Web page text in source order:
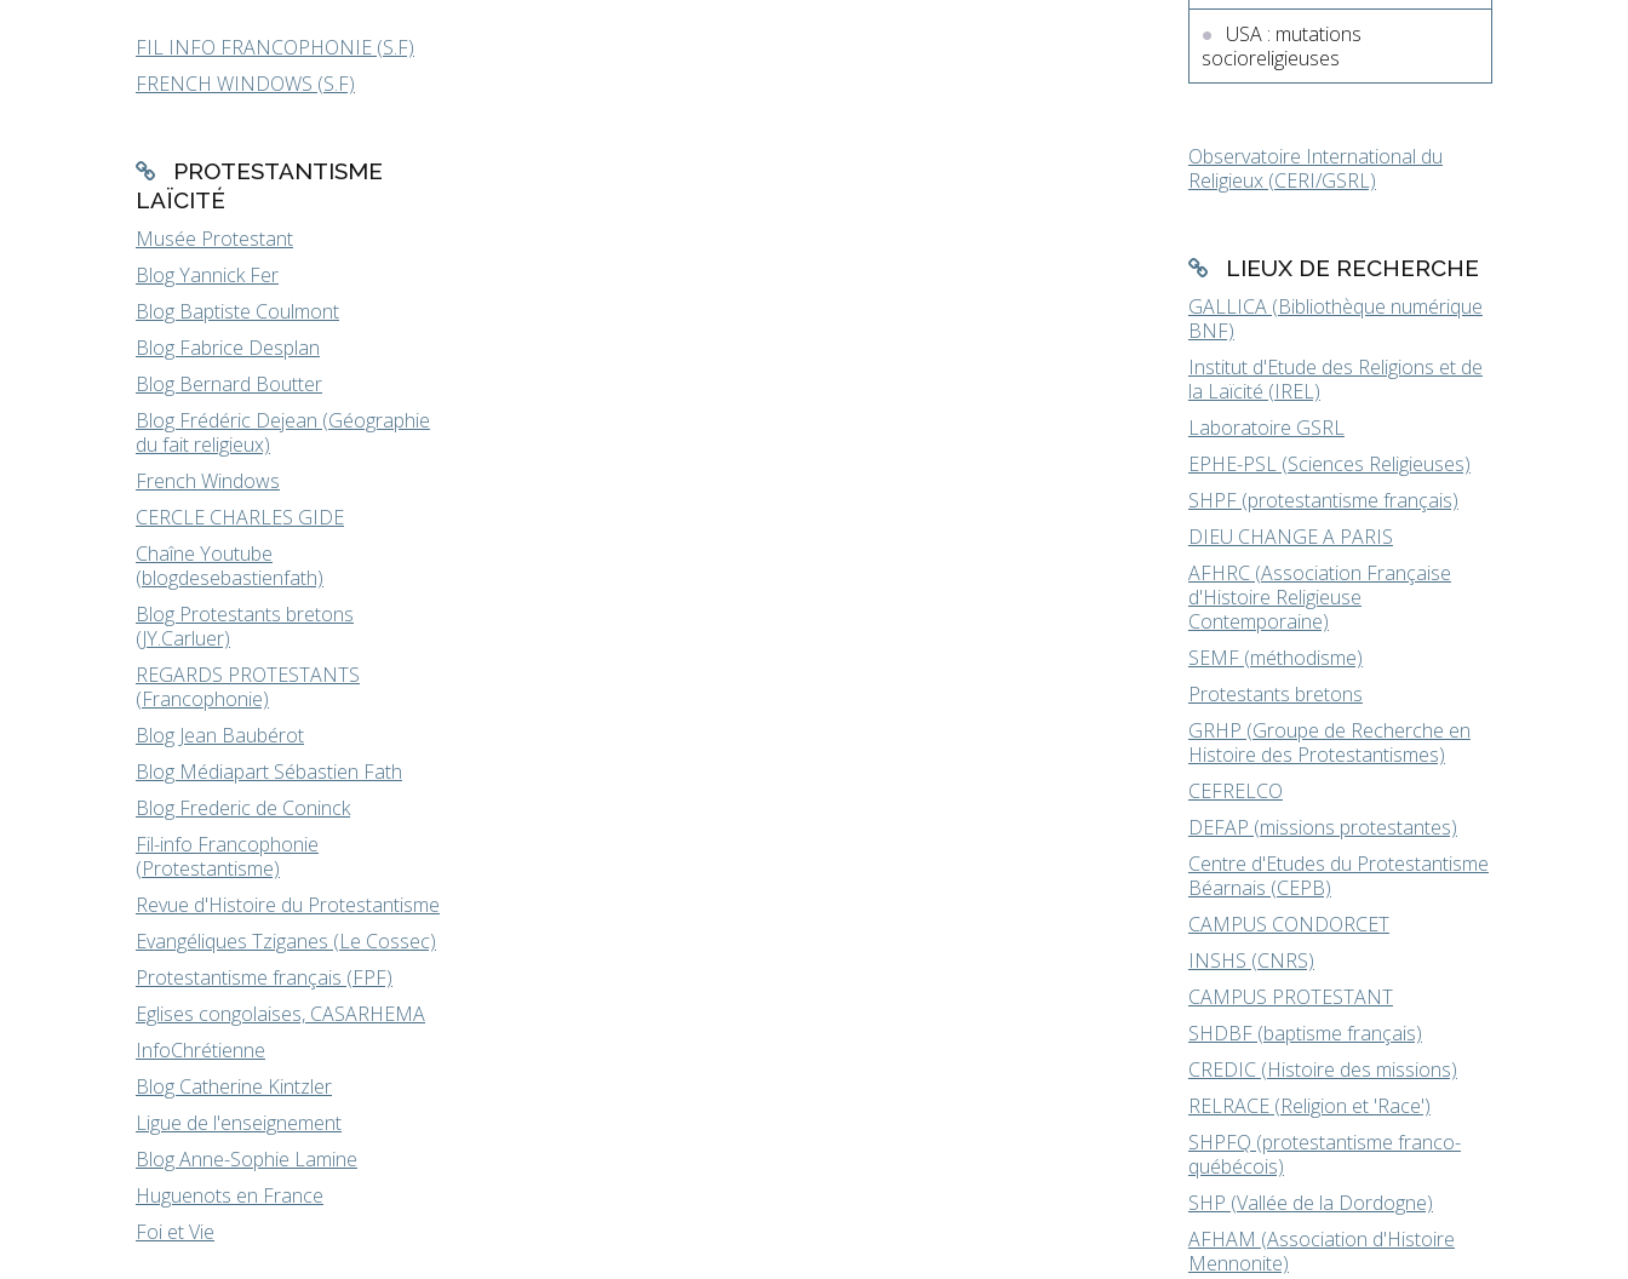
FIL INFO FRANCOPHONIE (S.F)
FRENCH WINDOWS (S.F)
PROTESTANTISME
LAÏCITÉ
Musée Protestant
Blog Yannick Fer
Blog Baptiste Coulmont
Blog Fabrice Desplan
Blog Bernard Boutter
Blog Frédéric Dejean (Géographie
du fait religieux)
French Windows
CERCLE CHARLES GIDE
Chaîne Youtube
(blogdesebastienfath)
Blog Protestants bretons
(JY.Carluer)
REGARDS PROTESTANTS
(Francophonie)
Blog Jean Baubérot
Blog Médiapart Sébastien Fath
Blog Frederic de Coninck
Fil-info Francophonie
(Protestantisme)
Revue d'Histoire du Protestantisme
Evangéliques Tziganes (Le Cossec)
Protestantisme français (FPF)
Eglises congolaises, CASARHEMA
InfoChrétienne
Blog Catherine Kintzler
Ligue de l'enseignement
Blog Anne-Sophie Lamine
Huguenots en France
Foi et Vie
USA : mutations
socioreligieuses
Observatoire International du
Religieux (CERI/GSRL)
LIEUX DE RECHERCHE
GALLICA (Bibliothèque numérique
BNF)
Institut d'Etude des Religions et de
la Laïcité (IREL)
Laboratoire GSRL
EPHE-PSL (Sciences Religieuses)
SHPF (protestantisme français)
DIEU CHANGE A PARIS
AFHRC (Association Française
d'Histoire Religieuse
Contemporaine)
SEMF (méthodisme)
Protestants bretons
GRHP (Groupe de Recherche en
Histoire des Protestantismes)
CEFRELCO
DEFAP (missions protestantes)
Centre d'Etudes du Protestantisme
Béarnais (CEPB)
CAMPUS CONDORCET
INSHS (CNRS)
CAMPUS PROTESTANT
SHDBF (baptisme français)
CREDIC (Histoire des missions)
RELRACE (Religion et 'Race')
SHPFQ (protestantisme franco-
québécois)
SHP (Vallée de la Dordogne)
AFHAM (Association d'Histoire
Mennonite)